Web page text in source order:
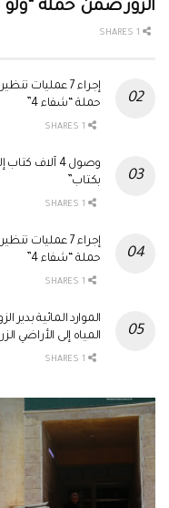
الزور ضمن حملة “ولو
إجراء 7
حملة “شفاء 4”
وصول 4 آلاف
بكتاب”
إجراء 7
حملة “شفاء 4”
الموارد المائية
المياه إلى الأراضي